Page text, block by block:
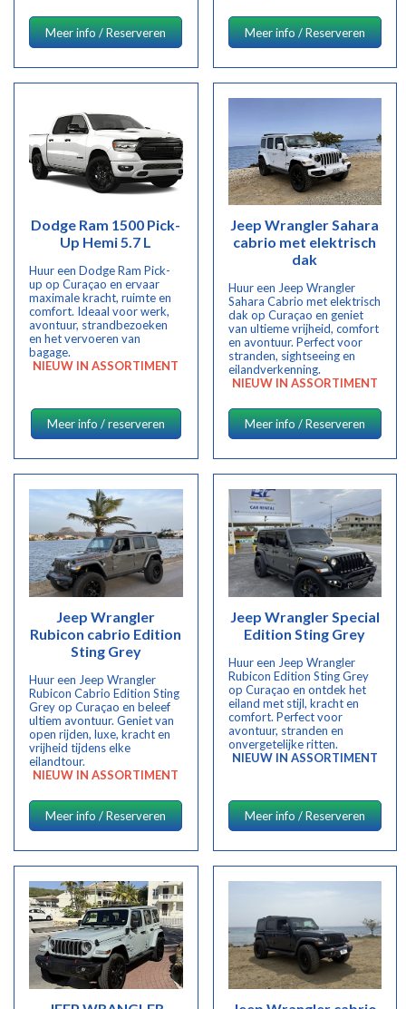
Meer info / Reserveren Meer info / Reserveren
Dodge Ram 1500 Pick-
Up Hemi 5.7 L
Huur een Dodge Ram Pick-
up op Curaçao en ervaar
maximale kracht, ruimte en
comfort. Ideaal voor werk,
avontuur, strandbezoeken
en het vervoeren van
bagage.
NIEUW IN ASSORTIMENT
Meer info / reserveren
Jeep Wrangler Sahara
cabrio met elektrisch
dak
Huur een Jeep Wrangler
Sahara Cabrio met elektrisch
dak op Curaçao en geniet
van ultieme vrijheid, comfort
en avontuur. Perfect voor
stranden, sightseeing en
eilandverkenning.
NIEUW IN ASSORTIMENT
Meer info / Reserveren
Jeep Wrangler
Rubicon cabrio Edition
Sting Grey
Huur een Jeep Wrangler
Rubicon Cabrio Edition Sting
Grey op Curaçao en beleef
ultiem avontuur. Geniet van
open rijden, luxe, kracht en
vrijheid tijdens elke
eilandtour.
NIEUW IN ASSORTIMENT
Meer info / Reserveren
Jeep Wrangler Special
Edition Sting Grey
Huur een Jeep Wrangler
Rubicon Edition Sting Grey
op Curaçao en ontdek het
eiland met stijl, kracht en
comfort. Perfect voor
avontuur, stranden en
onvergetelijke ritten.
NIEUW IN ASSORTIMENT
Meer info / Reserveren